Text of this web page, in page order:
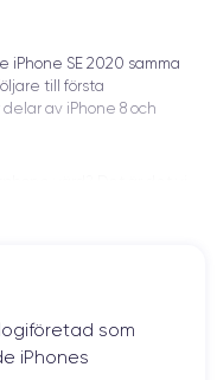
iPhone SE 2020 samma
till första
av iPhone 8 och
senare genom att
2020. Den 15 april
som
iPhones